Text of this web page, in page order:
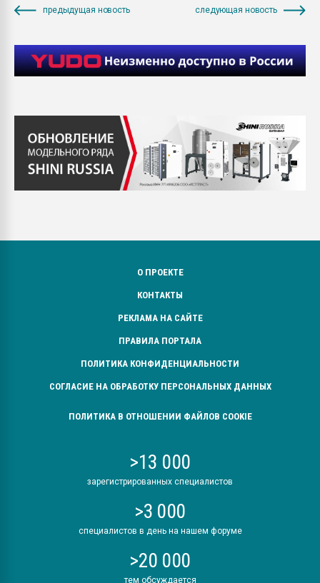
предыдущая новость следующая новость
О ПРОЕКТЕ
КОНТАКТЫ
РЕКЛАМА НА САЙТЕ
ПРАВИЛА ПОРТАЛА
ПОЛИТИКА КОНФИДЕНЦИАЛЬНОСТИ
СОГЛАСИЕ НА ОБРАБОТКУ ПЕРСОНАЛЬНЫХ ДАННЫХ
ПОЛИТИКА В ОТНОШЕНИИ ФАЙЛОВ COOKIE
>13 000
зарегистрированных специалистов
>3 000
специалистов в день на нашем форуме
>20 000
тем обсуждается